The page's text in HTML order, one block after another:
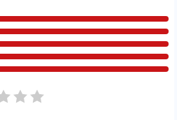
5 sao
4 sao
sao